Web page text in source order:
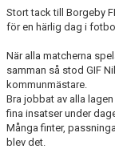
FÖRENINGSKALENDER
KIOSK OCH
INFORMATION
IDROTTSFÖRSÄKRING
Stort tack till Borgeby
för en härlig dag i
När alla matcherna
samman så stod GIF
kommunmästare.
Bra jobbat av alla
fina insatser under
Många finter,
blev det.